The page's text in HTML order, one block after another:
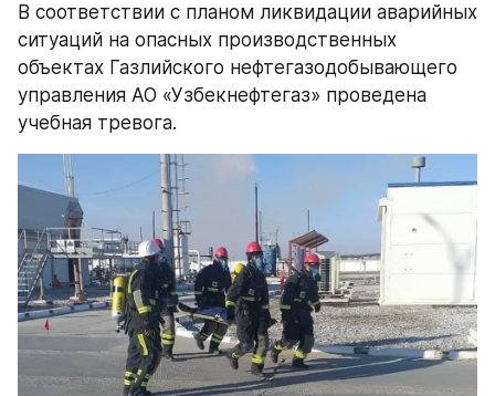
В соответствии с планом ликвидации аварийных
ситуаций на опасных производственных
объектах Газлийского нефтегазодобывающего
управления АО «Узбекнефтегаз» проведена
учебная тревога.